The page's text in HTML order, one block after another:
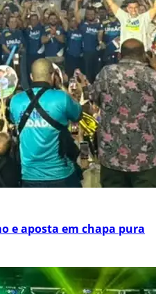
e aposta em chapa pura